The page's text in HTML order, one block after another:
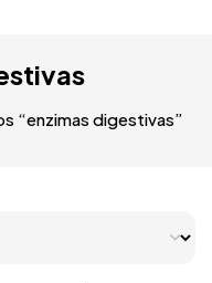
“enzimas digestivas”